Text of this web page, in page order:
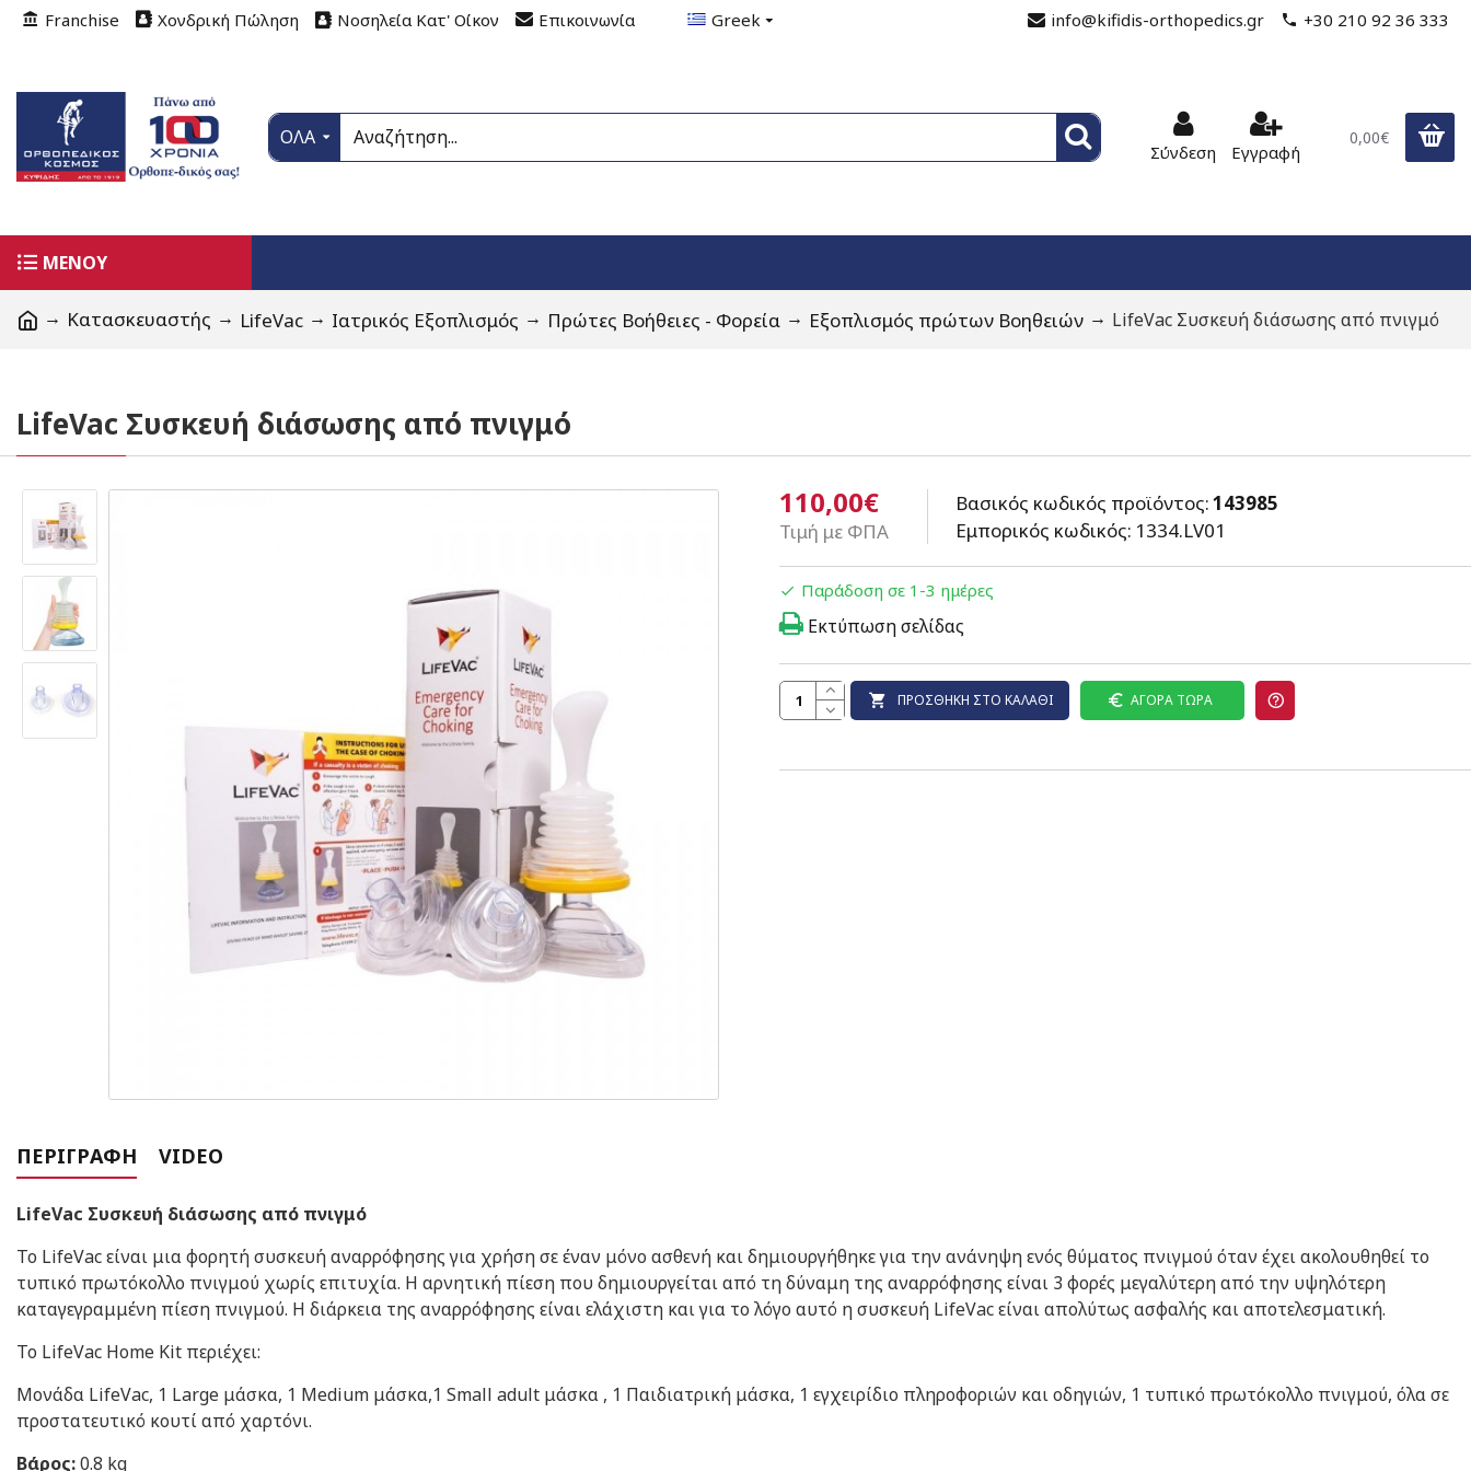
Franchise Χονδρική Πώληση Νοσηλεία Κατ' Οίκον Επικοινωνία Greek info@kifidis-orthopedics.gr +30 210 92 36 333
ΟΛΑ
Σύνδεση Εγγραφή
0,00€
ΜΕΝΟΥ
Κατασκευαστής LifeVac Ιατρικός Εξοπλισμός Πρώτες Βοήθειες - Φορεία Εξοπλισμός πρώτων Βοηθειών LifeVac Συσκευή διάσωσης από πνιγμό
LifeVac Συσκευή διάσωσης από πνιγμό
110,00€
Τιμή με ΦΠΑ
Βασικός κωδικός προϊόντος:143985
Εμπορικός κωδικός: 1334.LV01
Παράδοση σε 1-3 ημέρες
ΠΡΟΣΘΉΚΗ ΣΤΟ ΚΑΛΆΘΙ ΑΓΟΡΆ ΤΏΡΑ
Εκτύπωση σελίδας
ΠΕΡΙΓΡΑΦΉ VIDEO
LifeVac Συσκευή διάσωσης από πνιγμό
Το LifeVac είναι μια φορητή συσκευή αναρρόφησης για χρήση σε έναν μόνο ασθενή και δημιουργήθηκε για την ανάνηψη ενός θύματος πνιγμού όταν έχει ακολουθηθεί το
τυπικό πρωτόκολλο πνιγμού χωρίς επιτυχία. Η αρνητική πίεση που δημιουργείται από τη δύναμη της αναρρόφησης είναι 3 φορές μεγαλύτερη από την υψηλότερη
καταγεγραμμένη πίεση πνιγμού. Η διάρκεια της αναρρόφησης είναι ελάχιστη και για το λόγο αυτό η συσκευή LifeVac είναι απολύτως ασφαλής και αποτελεσματική.
Το LifeVac Home Kit περιέχει:
Μονάδα LifeVac, 1 Large μάσκα, 1 Medium μάσκα,1 Small adult μάσκα , 1 Παιδιατρική μάσκα, 1 εγχειρίδιο πληροφοριών και οδηγιών, 1 τυπικό πρωτόκολλο πνιγμού, όλα σε
προστατευτικό κουτί από χαρτόνι.
Βάρος:0.8 kg